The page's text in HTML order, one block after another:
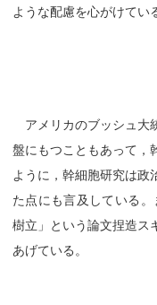
ような配慮を心がけてい
アメリカのブッシュ大
盤にもつこともあって，
ように，幹細胞研究は政
た点にも言及している
樹立」という論文捏造ス
あげている。